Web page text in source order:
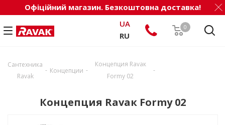
Офіційний магазин. Безкоштовна доставка!
0
UA
RU
Сантехника
Ravak
- Концепции -
Концепция Ravaк
Formy 02
-
Концепция Ravaк Formy 02